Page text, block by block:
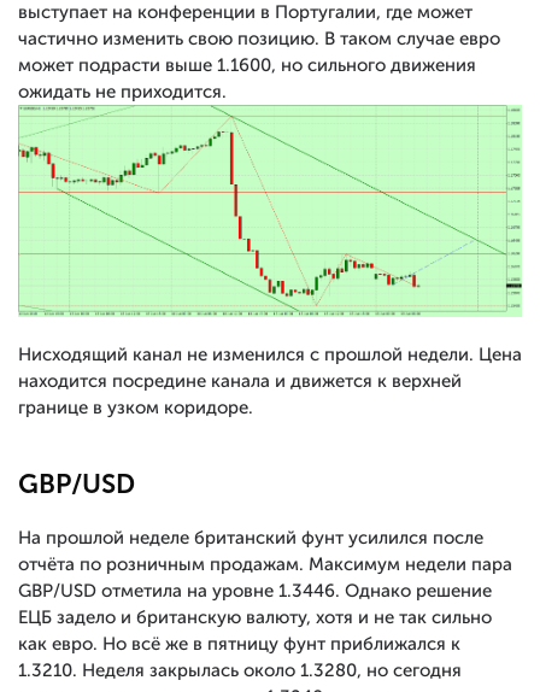
выступает на конференции в Португалии, где может
частично изменить свою позицию. В таком случае евро
может подрасти выше 1.1600, но сильного движения
ожидать не приходится.
Нисходящий канал не изменился с прошлой недели. Цена
находится посредине канала и движется к верхней
границе в узком коридоре.
GBP/USD
На прошлой неделе британский фунт усилился после
отчёта по розничным продажам. Максимум недели пара
GBP/USD отметила на уровне 1.3446. Однако решение
ЕЦБ задело и британскую валюту, хотя и не так сильно
как евро. Но всё же в пятницу фунт приближался к
1.3210. Неделя закрылась около 1.3280, но сегодня